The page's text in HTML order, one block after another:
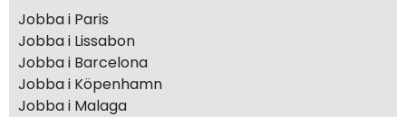
Jobba i Paris
Jobba i Lissabon
Jobba i Barcelona
Jobba i Köpenhamn
Jobba i Malaga